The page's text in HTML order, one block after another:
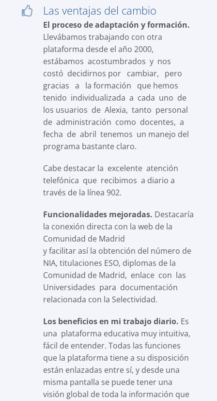
Las ventajas del cambio
El proceso de adaptación y formación.
Llevábamos trabajando con otra
plataforma desde el año 2000,
estábamos acostumbrados y nos
costó decidirnos por cambiar, pero
gracias a la formación que hemos
tenido individualizada a cada uno de
los usuarios de Alexia, tanto personal
de administración como docentes, a
fecha de abril tenemos un manejo del
programa bastante claro.
Cabe destacar la excelente atención
telefónica que recibimos a diario a
través de la línea 902.
Funcionalidades mejoradas. Destacaría
la conexión directa con la web de la
Comunidad de Madrid
y facilitar así la obtención del número de
NIA, titulaciones ESO, diplomas de la
Comunidad de Madrid, enlace con las
Universidades para documentación
relacionada con la Selectividad.
Los beneficios en mi trabajo diario. Es
una plataforma educativa muy intuitiva,
fácil de entender. Todas las funciones
que la plataforma tiene a su disposición
están enlazadas entre sí, y desde una
misma pantalla se puede tener una
visión global de toda la información que